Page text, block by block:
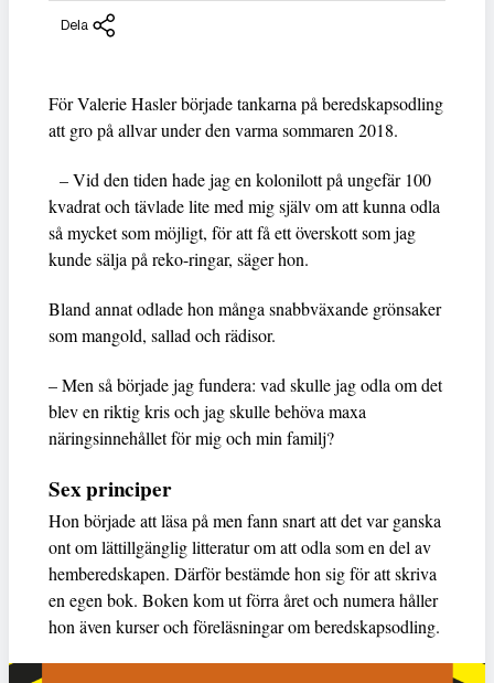
Dela
För Valerie Hasler började tankarna på beredskapsodling
att gro på allvar under den varma sommaren 2018.
– Vid den tiden hade jag en kolonilott på ungefär 100
kvadrat och tävlade lite med mig själv om att kunna odla
så mycket som möjligt, för att få ett överskott som jag
kunde sälja på reko-ringar, säger hon.
Bland annat odlade hon många snabbväxande grönsaker
som mangold, sallad och rädisor.
– Men så började jag fundera: vad skulle jag odla om det
blev en riktig kris och jag skulle behöva maxa
näringsinnehållet för mig och min familj?
Sex principer
Hon började att läsa på men fann snart att det var ganska
ont om lättillgänglig litteratur om att odla som en del av
hemberedskapen. Därför bestämde hon sig för att skriva
en egen bok. Boken kom ut förra året och numera håller
hon även kurser och föreläsningar om beredskapsodling.